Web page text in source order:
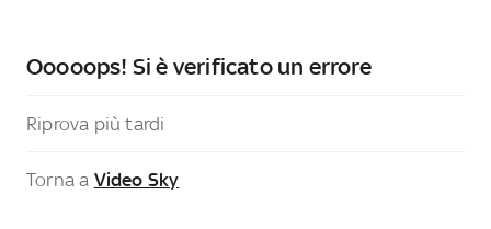
Ooooops! Si è verificato un errore
Riprova più tardi
Torna a Video Sky